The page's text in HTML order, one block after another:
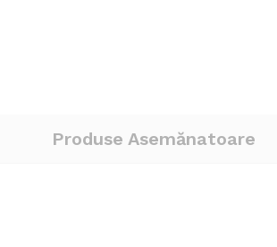
Produse Asemănatoare